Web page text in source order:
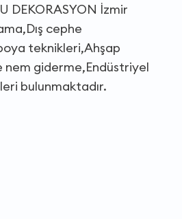
DEKORASYON İzmir
cephe
teknikleri,Ahşap
giderme,Endüstriyel
bulunmaktadır.